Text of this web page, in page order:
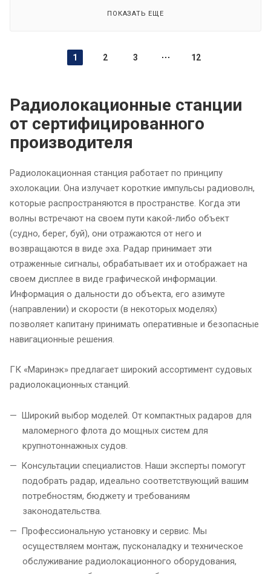
ПОКАЗАТЬ ЕЩЕ
1 2 3 12
Радиолокационные станции
от сертифицированного
производителя
Радиолокационная станция работает по принципу
эхолокации. Она излучает короткие импульсы радиоволн,
которые распространяются в пространстве. Когда эти
волны встречают на своем пути какой-либо объект
(судно, берег, буй), они отражаются от него и
возвращаются в виде эха. Радар принимает эти
отраженные сигналы, обрабатывает их и отображает на
своем дисплее в виде графической информации.
Информация о дальности до объекта, его азимуте
(направлении) и скорости (в некоторых моделях)
позволяет капитану принимать оперативные и безопасные
навигационные решения.
ГК «Маринэк» предлагает широкий ассортимент судовых
радиолокационных станций.
Широкий выбор моделей. От компактных радаров для
маломерного флота до мощных систем для
крупнотоннажных судов.
Консультации специалистов. Наши эксперты помогут
подобрать радар, идеально соответствующий вашим
потребностям, бюджету и требованиям
законодательства.
Профессиональную установку и сервис. Мы
осуществляем монтаж, пусконаладку и техническое
обслуживание радиолокационного оборудования,